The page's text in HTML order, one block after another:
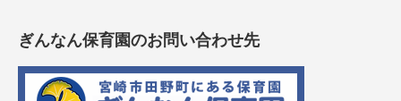
ぎんなん保育園のお問い合わせ先